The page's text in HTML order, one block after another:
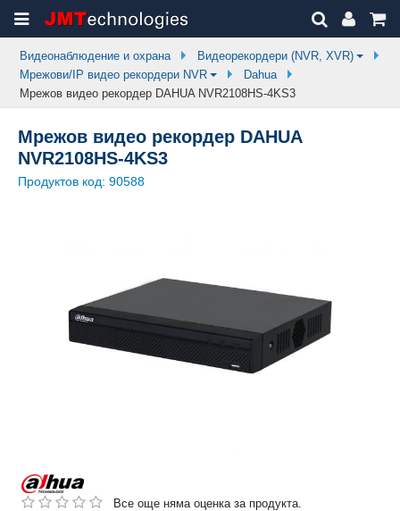
Видеонаблюдение и охрана
Видеорекордери (NVR, XVR)
Мрежови/IP видео рекордери NVR
Dahua
Мрежов видео рекордер DAHUA NVR2108HS-4KS3
Мрежов видео рекордер DAHUA
NVR2108HS-4KS3
Продуктов код: 90588
Все още няма оценка за продукта.